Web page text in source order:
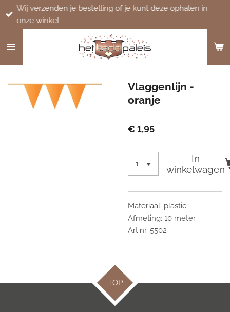
Ga
direct
de
Wij verzenden je bestelling of je kunt deze ophalen in
onze winkel
Vlaggenlijn -
oranje
€ 1,95
In
winkelwagen
Materiaal: plastic
Afmeting: 10 meter
Art.nr. 5502
TOP